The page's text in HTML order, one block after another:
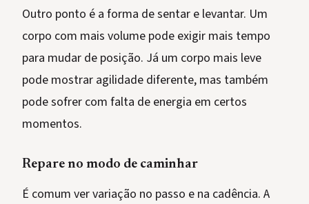
Outro ponto é a forma de sentar e levantar. Um
corpo com mais volume pode exigir mais tempo
para mudar de posição. Já um corpo mais leve
pode mostrar agilidade diferente, mas também
pode sofrer com falta de energia em certos
momentos.
Repare no modo de caminhar
É comum ver variação no passo e na cadência. A